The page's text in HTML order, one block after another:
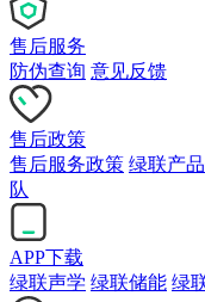
售后服务
防伪查询 意见反馈
售后政策
售后服务政策 绿联产
队
APP下载
绿联声学 绿联储能 绿